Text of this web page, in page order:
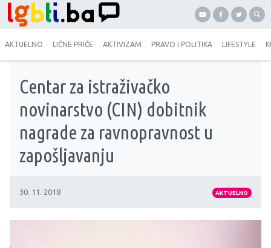
AKTUELNO LIČNE PRIČE AKTIVIZAM PRAVO I POLITIKA LIFESTYLE
Centar za istraživačko
novinarstvo (CIN) dobitnik
nagrade za ravnopravnost u
zapošljavanju
30. 11. 2018 AKTUELNO